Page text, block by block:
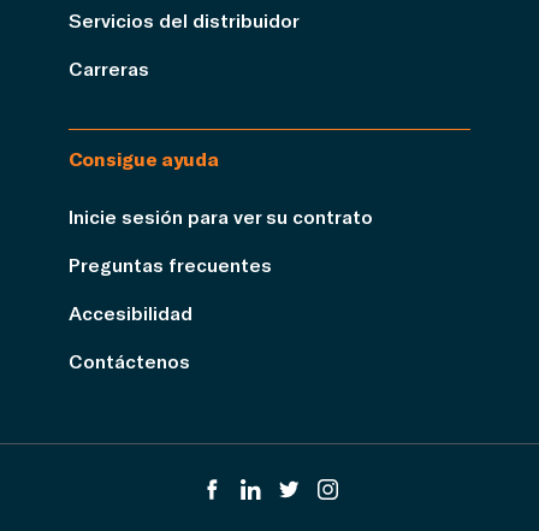
Servicios del distribuidor
Carreras
Consigue ayuda
Inicie sesión para ver su contrato
Preguntas frecuentes
Accesibilidad
Contáctenos